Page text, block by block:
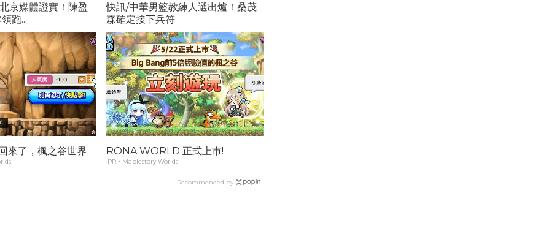
京媒體證實！陳盈
跑...
快訊/中華男籃教練人選出爐！桑茂
森確定接下兵符
來了，楓之谷世界 RONA WORLD 正式上市!
PR・Maplestory Worlds
Recommended by